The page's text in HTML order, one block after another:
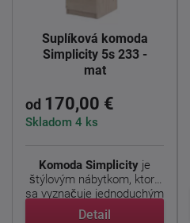
Šuplíková komoda
Simplicity 5s 233 -
mat
od 170,00 €
Skladom 4 ks
Komoda Simplicity je
štýlovým nábytkom, ktorý
sa vyznačuje jednoduchým
...
Detail